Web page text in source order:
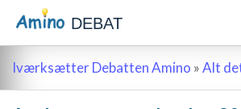
DEBAT
Iværksætter Debatten Amino »Alt